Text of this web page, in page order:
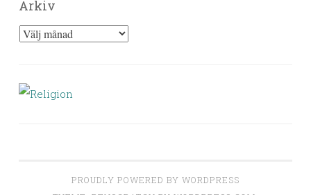
Arkiv
Arkiv
PROUDLY POWERED BY WORDPRESS